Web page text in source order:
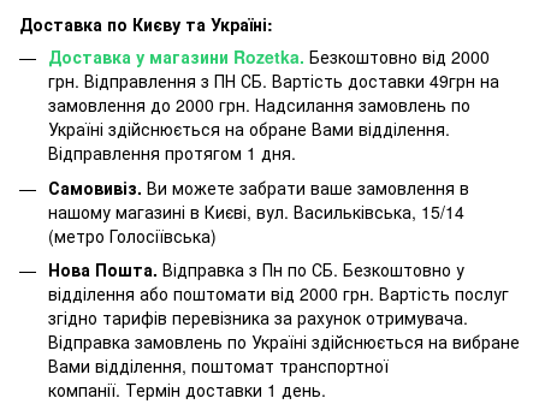
Доставка по Києву та Україні:
Доставка у магазини Rozetka. Безкоштовно від 2000
грн. Відправлення з ПН СБ. Вартість доставки 49грн на
замовлення до 2000 грн. Надсилання замовлень по
Україні здійснюється на обране Вами відділення.
Відправлення протягом 1 дня.
Самовивіз. Ви можете забрати ваше замовлення в
нашому магазині в Києві, вул. Васильківська, 15/14
(метро Голосіївська)
Нова Пошта. Відправка з Пн по СБ. Безкоштовно у
відділення або поштомати від 2000 грн. Вартість послуг
згідно тарифів перевізника за рахунок отримувача.
Відправка замовлень по Україні здійснюється на вибране
Вами відділення, поштомат транспортної
компанії. Термін доставки 1 день.